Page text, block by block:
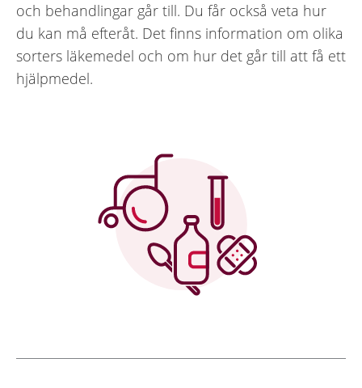
och behandlingar går till. Du får också veta hur
du kan må efteråt. Det finns information om olika
sorters läkemedel och om hur det går till att få ett
hjälpmedel.